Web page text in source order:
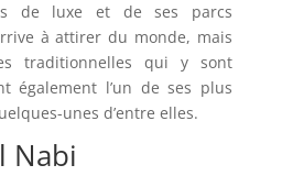
de luxe et de ses parcs
à attirer du monde, mais
traditionnelles qui y sont
également l’un de ses plus
unes d’entre elles.
Nabi